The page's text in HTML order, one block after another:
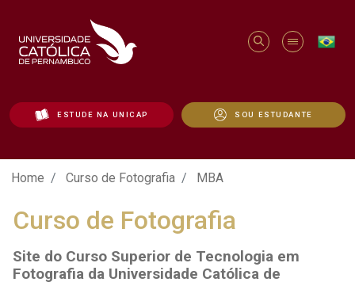
ESTUDE NA UNICAP SOU ESTUDANTE
Curso de Fotografia | MBA - Unicap
Home Curso de Fotografia MBA
Curso de Fotografia
Site do Curso Superior de Tecnologia em
Fotografia da Universidade Católica de